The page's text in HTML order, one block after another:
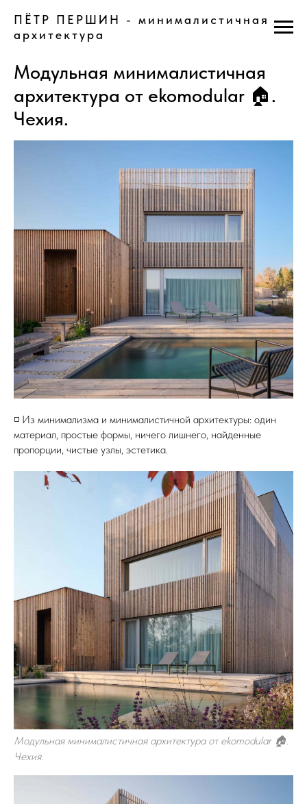
ПЁТР ПЕРШИН - минималистичная
архитектура
Модульная минималистичная
архитектура от ekomodular 🏠.
Чехия.
◽️ Из минимализма и минималистичной архитектуры: один
материал, простые формы, ничего лишнего, найденные
пропорции, чистые узлы, эстетика.
Модульная минималистичная архитектура от ekomodular 🏠.
Чехия.